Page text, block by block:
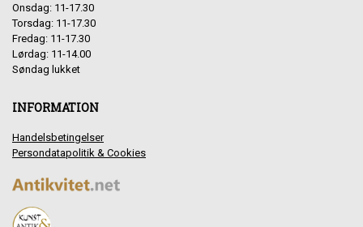
Onsdag: 11-17.30
Torsdag: 11-17.30
Fredag: 11-17.30
Lørdag: 11-14.00
Søndag lukket
INFORMATION
Handelsbetingelser
Persondatapolitik & Cookies